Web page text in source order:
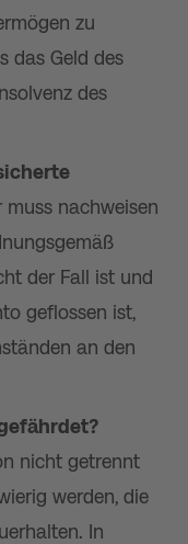
zu
das Geld des
des
muss nachweisen
der Fall ist und
geflossen ist,
an den
nicht getrennt
werden, die
In